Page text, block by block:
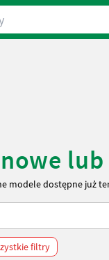
modele dostępne już
filtry